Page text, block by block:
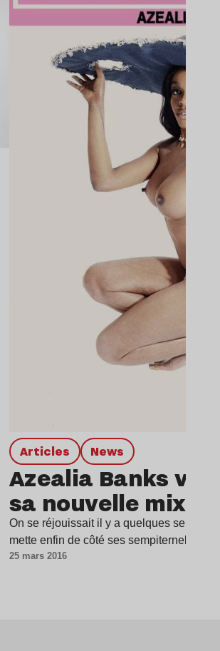
Articles news
Azealia Banks
sa nouvelle
On se réjouissait il y a quelques
mette enfin de côté ses sempiternelles
25 mars 2016